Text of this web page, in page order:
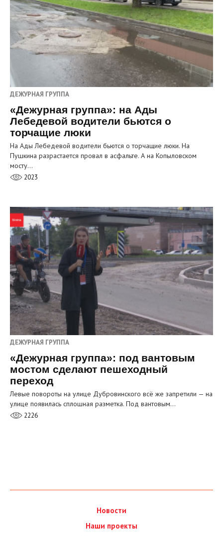
ДЕЖУРНАЯ ГРУППА
«Дежурная группа»: на Ады
Лебедевой водители бьются о
торчащие люки
На Ады Лебедевой водители бьются о торчащие люки. На
Пушкина разрастается провал в асфальте. А на Копыловском
мосту…
2023
ДЕЖУРНАЯ ГРУППА
«Дежурная группа»: под вантовым
мостом сделают пешеходный
переход
Левые повороты на улице Дубровинского всё же запретили — на
улице появилась сплошная разметка. Под вантовым…
2226
Новости
Наши проекты